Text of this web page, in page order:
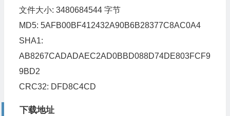
文件大小: 3480684544 字节
MD5: 5AFB00BF412432A90B6B28377C8AC0A4
SHA1:
AB8267CADADAEC2AD0BBD088D74DE803FCF9
9BD2
CRC32: DFD8C4CD
下载地址